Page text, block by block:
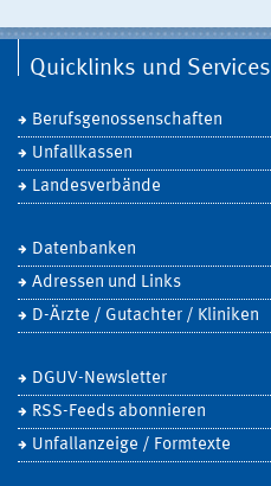
Quicklinks und Services
Berufsgenossenschaften
Unfallkassen
Landesverbände
Datenbanken
Adressen und Links
D-Ärzte / Gutachter / Kliniken
DGUV-Newsletter
RSS-Feeds abonnieren
Unfallanzeige / Formtexte